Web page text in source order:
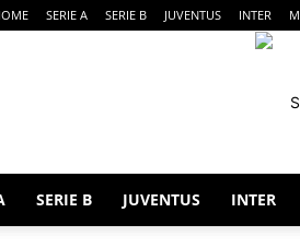
SERIE A SERIE B JUVENTUS INTER
SERIE B JUVENTUS INTER